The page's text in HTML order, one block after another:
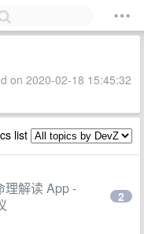
on 2020-02-18 15:45:32
list
理解读 App -
2